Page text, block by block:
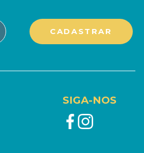
SIGA-NOS